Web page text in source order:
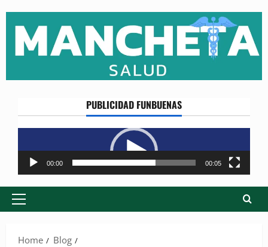
content
PUBLICIDAD FUNBUENAS
Reproductor
de
vídeo
00:00 00:05
Primary
Home
Blog